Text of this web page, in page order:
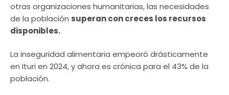
otras organizaciones humanitarias, las necesidades
de la población superan con creces los recursos
disponibles.
La inseguridad alimentaria empeoró drásticamente
en Ituri en 2024, y ahora es crónica para el 43% de la
población.